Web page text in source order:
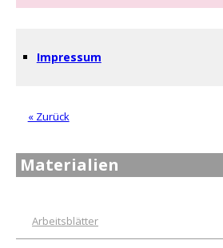
Impressum
« Zurück
Materialien
Arbeitsblätter